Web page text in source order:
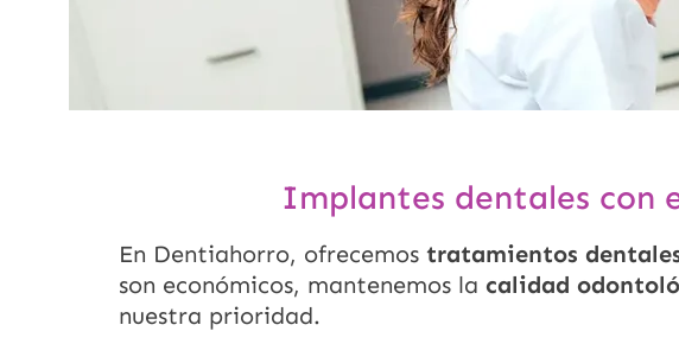
Implantes dentales con
En Dentiahorro, ofrecemos tratamientos
son económicos, mantenemos la calidad
nuestra prioridad.